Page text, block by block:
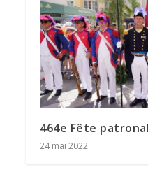
464e Fête
24 mai 2022